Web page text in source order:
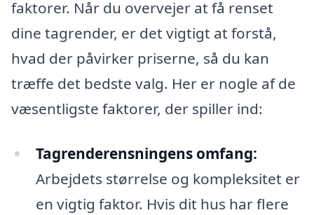
faktorer. Når du overvejer at få renset
dine tagrender, er det vigtigt at forstå,
hvad der påvirker priserne, så du kan
træffe det bedste valg. Her er nogle af de
væsentligste faktorer, der spiller ind:
Tagrenderensningens omfang:
Arbejdets størrelse og kompleksitet er
en vigtig faktor. Hvis dit hus har flere